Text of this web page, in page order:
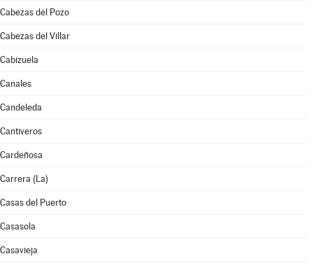
Cabezas del Pozo
Cabezas del Villar
Cabizuela
Canales
Candeleda
Cantiveros
Cardeñosa
Carrera (La)
Casas del Puerto
Casasola
Casavieja